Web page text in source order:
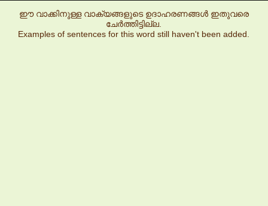
ഈ വാക്കിനുള്ള വാക്യങ്ങളുടെ ഉദാഹരണങ്ങൾ ഇതുവരെ
ചേർത്തിട്ടില്ല.
Examples of sentences for this word still haven't been added.